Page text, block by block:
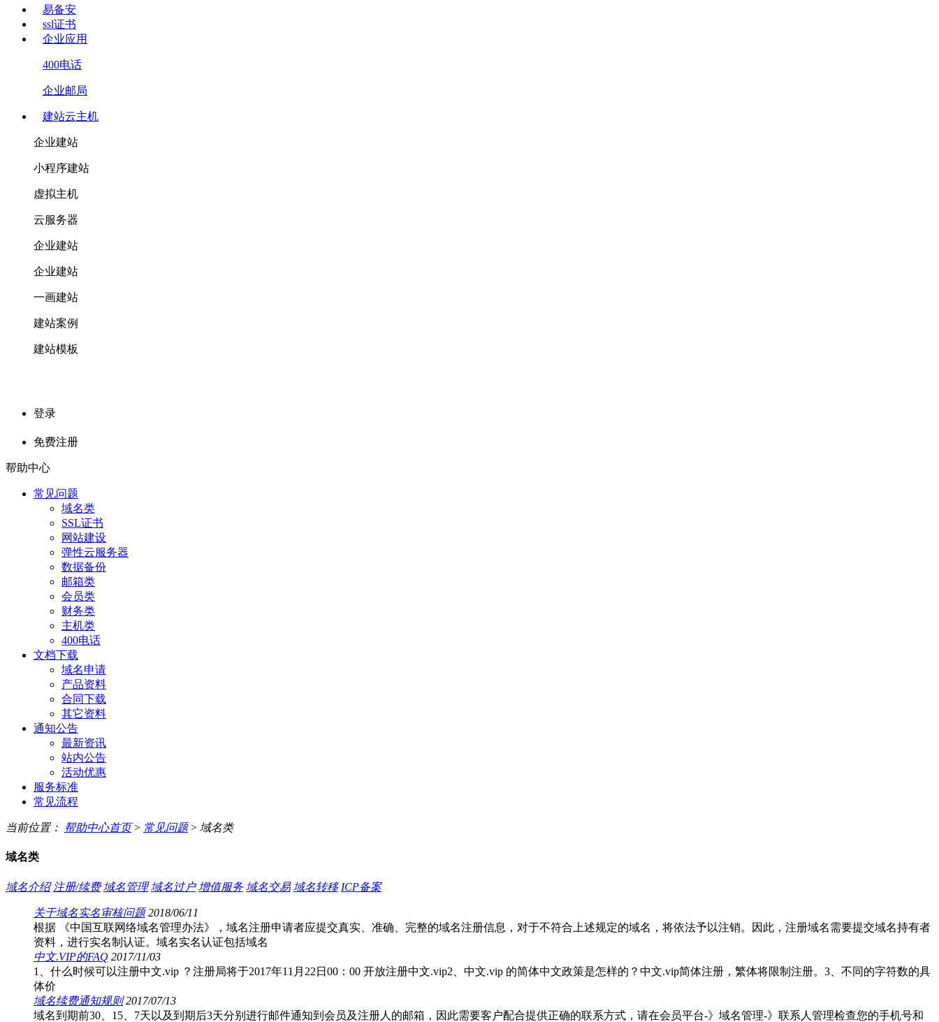
易备安
ssl证书
企业应用
400电话
企业邮局
建站云主机
企业建站
小程序建站
虚拟主机
云服务器
企业建站
企业建站
一画建站
建站案例
建站模板
登录
免费注册
帮助中心
常见问题
域名类
SSL证书
网站建设
弹性云服务器
数据备份
邮箱类
会员类
财务类
主机类
400电话
文档下载
域名申请
产品资料
合同下载
其它资料
通知公告
最新资讯
站内公告
活动优惠
服务标准
常见流程
当前位置： 帮助中心首页> 常见问题> 域名类
域名类
域名介绍 注册/续费 域名管理 域名过户 增值服务 域名交易 域名转移 ICP备案
关于域名实名审核问题 2018/06/11
根据 《中国互联网络域名管理办法》，域名注册申请者应提交真实、准确、完整的域名注册信息，对于不符合上述规定的域名，将依法予以注销。因此，注册域名需要提交域名持有者
资料，进行实名制认证。域名实名认证包括域名
中文.VIP的FAQ 2017/11/03
1、什么时候可以注册中文.vip ？注册局将于2017年11月22日00：00 开放注册中文.vip2、中文.vip 的简体中文政策是怎样的？中文.vip简体注册，繁体将限制注册。3、不同的字符数的具
体价
域名续费通知规则 2017/07/13
域名到期前30、15、7天以及到期后3天分别进行邮件通知到会员及注册人的邮箱，因此需要客户配合提供正确的联系方式，请在会员平台-》域名管理-》联系人管理检查您的手机号和